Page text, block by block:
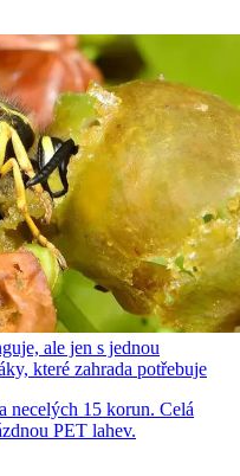
ale jen s jednou
které zahrada potřebuje
necelých 15 korun. Celá
PET lahev.